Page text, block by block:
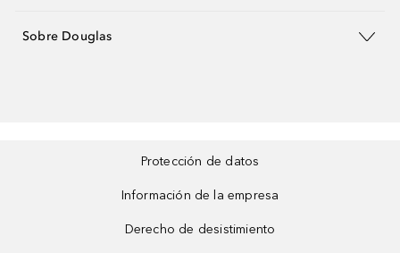
Sobre Douglas
Protección de datos
Información de la empresa
Derecho de desistimiento